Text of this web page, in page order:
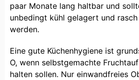
paar Monate lang haltbar und
unbedingt kühl gelagert und
werden.
Eine gute Küchenhygiene ist
O, wenn selbstgemachte
halten sollen. Nur einwandfreies